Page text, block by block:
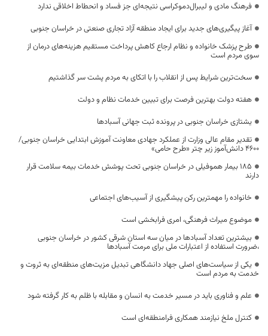
فرهنگ مادی و لیبرال‌دموکراسی نتیجه‌ای جز فساد و انحطاط اخلاقی ندارد
آغاز پیگیری‌های جدید برای ایجاد منطقه آزاد تجاری صنعتی در خراسان جنوبی
طرح پزشک خانواده و نظام ارجاع کاهش پرداخت مستقیم هزینه‌های درمان از
سوی مردم است
سخت‌ترین شرایط پس از انقلاب را با اتکای به مردم پشت سر گذاشتیم
هفته دولت بهترین فرصت برای تبیین خدمات نظام و دولت
یشتازی خراسان جنوبی در پرونده ثبت جهانی آسبادها
تقدیر مقام عالی وزارت از عملکرد جهادی معاونت آموزش ابتدایی خراسان جنوبی/
۴۶۰۰ دانش‌آموز زیر چتر «طرح حامی»
۱۸۵ بیمار هموفیلی در خراسان جنوبی تحت پوشش خدمات بیمه سلامت قرار
دارند
خانواده را مهمترین رکن پیشگیری از آسیب‌های اجتماعی
موضوع میراث فرهنگی، امری فرابخشی است
بیشترین تعداد آسبادها در میان سه استان شرقی کشور در خراسان جنوبی
،ضرورت استفاده از اعتبارات ملی برای مرمت آسبادها
یکی از سیاست‌های اصلی جهاد دانشگاهی تبدیل مزیت‌های منطقه‌ای به ثروت و
خدمت به مردم است
علم و فناوری باید در مسیر خدمت به انسان و مقابله با ظلم به کار گرفته شود
کنترل ملخ نیازمند همکاری فرامنطقه‌ای است